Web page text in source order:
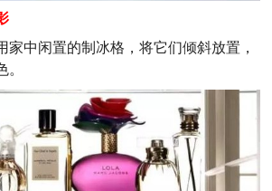
家中闲置的制冰格，将它们倾斜放置，
。